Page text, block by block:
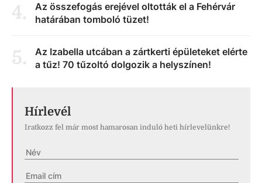
4.
Az összefogás erejével oltották el a Fehérvár
határában tomboló tüzet!
5.
Az Izabella utcában a zártkerti épületeket elérte
a tűz! 70 tűzoltó dolgozik a helyszínen!
Hírlevél
Iratkozz fel már most hamarosan induló heti hírlevelünkre!